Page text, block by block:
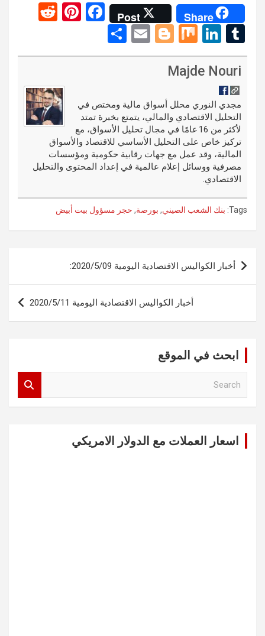
Share
Post
F
ce
o
k
Pi
er
t
d
t
T
u
m
bl
r
Li
n
ke
n
M
ix
Bl
o
er
E
m
h
Majde Nouri
مجدي النوري محلل أسواق مالية ومختص في
التحليل الاقتصادي والمالي، يتمتع بخبرة تمتد
لأكثر من 16 عامًا في مجال تحليل الأسواق، مع
تركيز خاص على التحليل الأساسي للاقتصاد والأسواق
المالية، وقد عمل مع جهات رقابية حكومية ومؤسسات
مصرفية ووسائل إعلام عالمية في إعداد المحتوى والتحليل
الاقتصادي.
Tags: بنك الشعب الصيني, بورصة, حجر مسؤول بيت أبيض
تصفّح
المقالات
أخبار الكواليس الاقتصادية اليومية 2020/5/09:
أخبار الكواليس الاقتصادية اليومية 2020/5/11
ابحث في الموقع
اسعار العملات مع الدولار الامريكي